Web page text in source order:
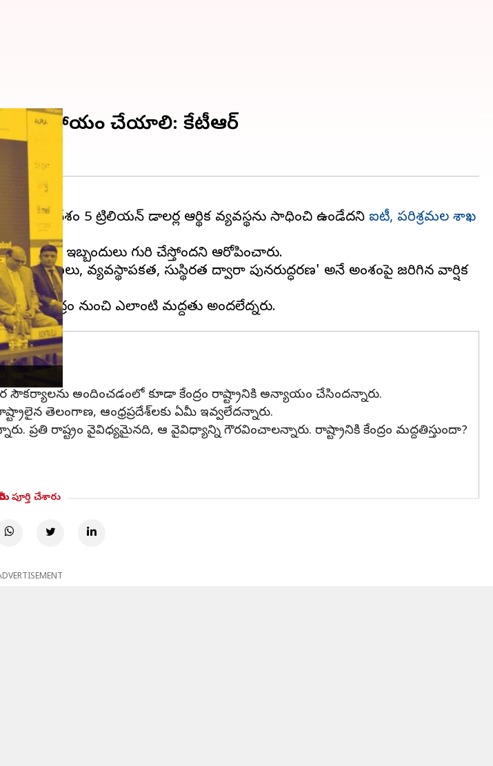
కేంద్రం సహాయం చేయాలి: కేటీఆర్
భారతదేశం 5 ట్రిలియన్ డాలర్ల ఆర్థిక వ్యవస్థను సాధించి ఉండేదని ఐటీ, పరిశ్రమల శాఖ
కేంద్రం ఇబ్బందులు గురి చేస్తోందని ఆరోపించారు.
వ్యవస్థాపకత, సుస్థిరత ద్వారా పునరుద్ధరణ' అనే అంశంపై జరిగిన వార్షిక
సౌకర్యాలను అందించడంలో కూడా కేంద్రం రాష్ట్రానికి అన్యాయం చేసిందన్నారు.
తెలంగాణ, ఆంధ్రప్రదేశ్‌లకు ఏమీ ఇవ్వలేదన్నారు.
రాష్ట్రం వైవిధ్యమైనది, ఆ వైవిధ్యాన్ని గౌరవించాలన్నారు. రాష్ట్రానికి కేంద్రం మద్దతిస్తుందా?
పూర్తి చేశారు